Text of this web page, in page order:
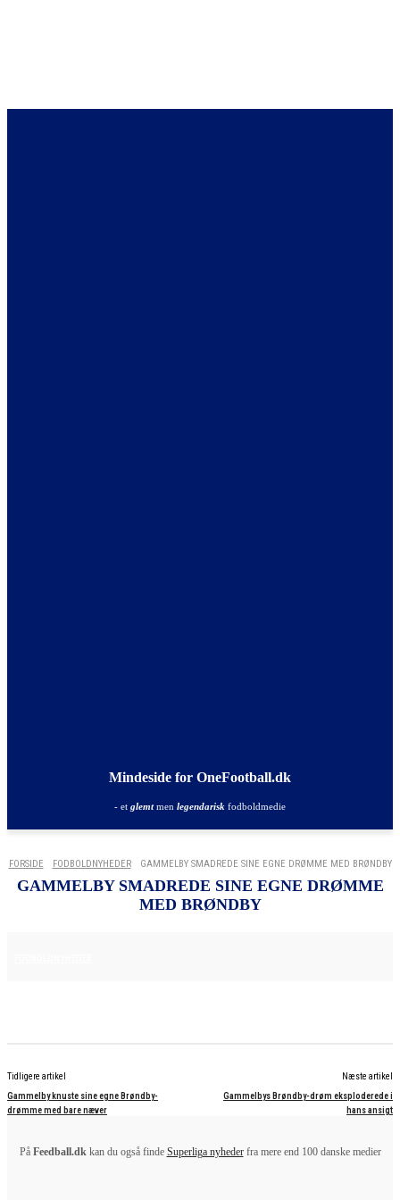
Mindeside for OneFootball.dk
- et glemtmen legendarisk fodboldmedie
FORSIDE FODBOLDNYHEDER GAMMELBY SMADREDE SINE EGNE DRØMME MED BRØNDBY
GAMMELBY SMADREDE SINE EGNE DRØMME
MED BRØNDBY
Tidligere artikel
Gammelby knuste sine egne Brøndby-
drømme med bare næver
Næste artikel
Gammelbys Brøndby-drøm eksploderede i
hans ansigt
På Feedball.dkkan du også finde Superliga nyhederfra mere end 100 danske medier